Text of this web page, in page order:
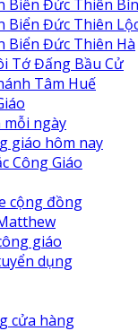
Viện Biển Đức
viện Thiên An
Nô Tỳ Thiên
Nữ Vương Hòa
Viện Thánh An
Tâm Khiếm Thị
Biển Đức Thiên
Biển Đức Thiên
Biển Đức Thiên Hà
Tớ Đấng Bầu Cử
Tâm Huế
mỗi ngày
giáo hôm nay
Công Giáo
cộng đồng
giáo
dụng
cửa hàng